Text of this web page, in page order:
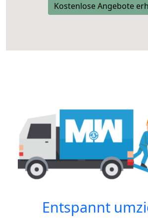
Kostenlose Angebote
Entspannt